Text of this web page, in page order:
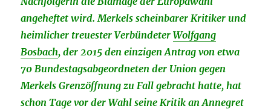
angeheftet wird. Merkels scheinbarer Kritiker und
heimlicher treuester VerbündeterWolfgang
Bosbach, der 2015 den einzigen Antrag von etwa
70 Bundestagsabgeordneten der Union gegen
Merkels Grenzöffnung zu Fall gebracht hatte, hat
schon Tage vor der Wahl seine Kritik an Annegret